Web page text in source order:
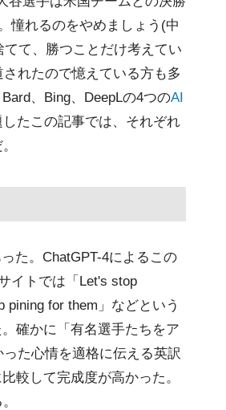
憧れるのをやめましょう(中
て、勝つことだけ考えてい
れたので憶えている方も多
、Bing、DeepLの4つのAI
たこの記事では、それぞれ
た。ChatGPT-4によるこの
イトでは「Let's stop
pining for them」などという
確かに「有名選手たちをア
た心情を適格に伝える英訳
較して完成度が高かった。